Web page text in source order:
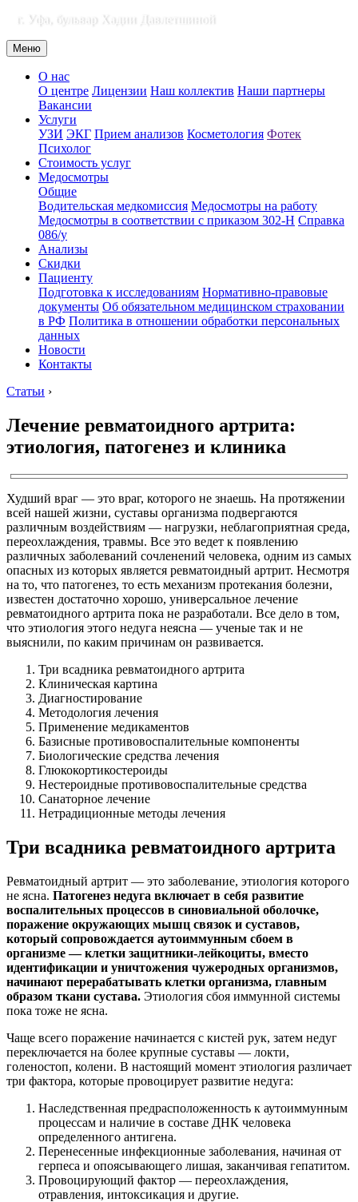
г. Уфа, бульвар Хадии Давлетшиной
Меню
О нас
О центре Лицензии Наш коллектив Наши партнеры
Вакансии
Услуги
УЗИ ЭКГ Прием анализов Косметология Фотек
Психолог
Стоимость услуг
Медосмотры
Общие
Водительская медкомиссия Медосмотры на работу
Медосмотры в соответствии с приказом 302-Н Справка
086/у
Анализы
Скидки
Пациенту
Подготовка к исследованиям Нормативно-правовые
документы Об обязательном медицинском страховании
в РФ Политика в отношении обработки персональных
данных
Новости
Контакты
Статьи ›
Лечение ревматоидного артрита:
этиология, патогенез и клиника
Худший враг — это враг, которого не знаешь. На протяжении
всей нашей жизни, суставы организма подвергаются
различным воздействиям — нагрузки, неблагоприятная среда,
переохлаждения, травмы. Все это ведет к появлению
различных заболеваний сочленений человека, одним из самых
опасных из которых является ревматоидный артрит. Несмотря
на то, что патогенез, то есть механизм протекания болезни,
известен достаточно хорошо, универсальное лечение
ревматоидного артрита пока не разработали. Все дело в том,
что этиология этого недуга неясна — ученые так и не
выяснили, по каким причинам он развивается.
Три всадника ревматоидного артрита
Клиническая картина
Диагностирование
Методология лечения
Применение медикаментов
Базисные противовоспалительные компоненты
Биологические средства лечения
Глюкокортикостероиды
Нестероидные противовоспалительные средства
Санаторное лечение
Нетрадиционные методы лечения
Три всадника ревматоидного артрита
Ревматоидный артрит — это заболевание, этиология которого
не ясна. Патогенез недуга включает в себя развитие
воспалительных процессов в синовиальной оболочке,
поражение окружающих мышц связок и суставов,
который сопровождается аутоиммунным сбоем в
организме — клетки защитники-лейкоциты, вместо
идентификации и уничтожения чужеродных организмов,
начинают перерабатывать клетки организма, главным
образом ткани сустава. Этиология сбоя иммунной системы
пока тоже не ясна.
Чаще всего поражение начинается с кистей рук, затем недуг
переключается на более крупные суставы — локти,
голеностоп, колени. В настоящий момент этиология различает
три фактора, которые провоцирует развитие недуга:
Наследственная предрасположенность к аутоиммунным
процессам и наличие в составе ДНК человека
определенного антигена.
Перенесенные инфекционные заболевания, начиная от
герпеса и опоясывающего лишая, заканчивая гепатитом.
Провоцирующий фактор — переохлаждения,
отравления, интоксикация и другие.